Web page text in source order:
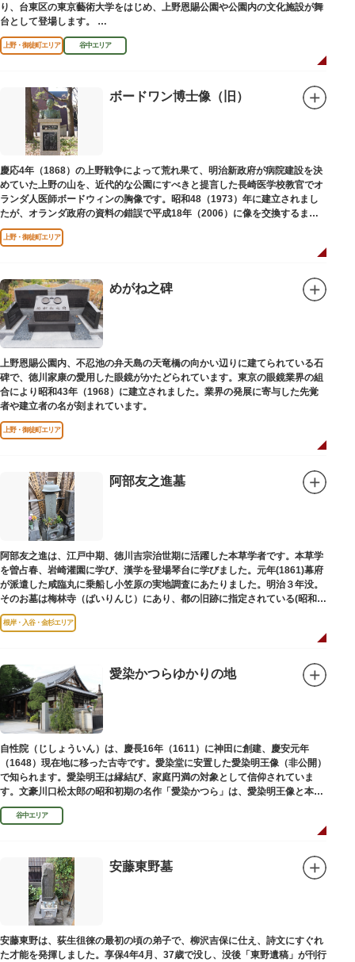
り、台東区の東京藝術大学をはじめ、上野恩賜公園や公園内の文化施設が舞
台として登場します。
区にゆかりのある本作品を通して、新たな観光スポット創出による誘客促進
と区内観光客の回遊性向上を図るため、こちらのマンホール蓋を設置しまし
設置年月日：令和4年3月1日
上野・御徒町エリア 谷中エリア
ボードワン博士像（旧）
慶応4年（1868）の上野戦争によって荒れ果て、明治新政府が病院建設を決
めていた上野の山を、近代的な公園にすべきと提言した長崎医学校教官でオ
ランダ人医師ボードウィンの胸像です。昭和48（1973）年に建立されまし
たが、オランダ政府の資料の錯誤で平成18年（2006）に像を交換するまで
は博士の弟の像でした。
上野・御徒町エリア
めがね之碑
上野恩賜公園内、不忍池の弁天島の天竜橋の向かい辺りに建てられている石
碑で、徳川家康の愛用した眼鏡がかたどられています。東京の眼鏡業界の組
合により昭和43年（1968）に建立されました。業界の発展に寄与した先覚
者や建立者の名が刻まれています。
上野・御徒町エリア
阿部友之進墓
阿部友之進は、江戸中期、徳川吉宗治世期に活躍した本草学者です。本草学
を曽占春、岩崎灌園に学び、漢学を登場琴台に学びました。元年(1861)幕府
が派遣した咸臨丸に乗船し小笠原の実地調査にあたりました。明治３年没。
そのお墓は梅林寺（ばいりんじ）にあり、都の旧跡に指定されている(昭和３
年指定)。
根岸・入谷・金杉エリア
愛染かつらゆかりの地
自性院（じしょういん）は、慶長16年（1611）に神田に創建、慶安元年
（1648）現在地に移った古寺です。愛染堂に安置した愛染明王像（非公開）
で知られます。愛染明王は縁結び、家庭円満の対象として信仰されていま
す。文豪川口松太郎の昭和初期の名作「愛染かつら」は、愛染明王像と本堂
前にあった桂の古木にヒントを得た作品だといわれます。
谷中エリア
安藤東野墓
安藤東野は、荻生徂徠の最初の頃の弟子で、柳沢吉保に仕え、詩文にすぐれ
た才能を発揮しました。享保4年4月、37歳で没し、没後「東野遺稿」が刊行